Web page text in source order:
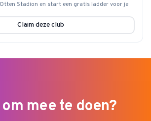
Stadion en start een gratis ladder voor je
Claim deze club
mee te doen?